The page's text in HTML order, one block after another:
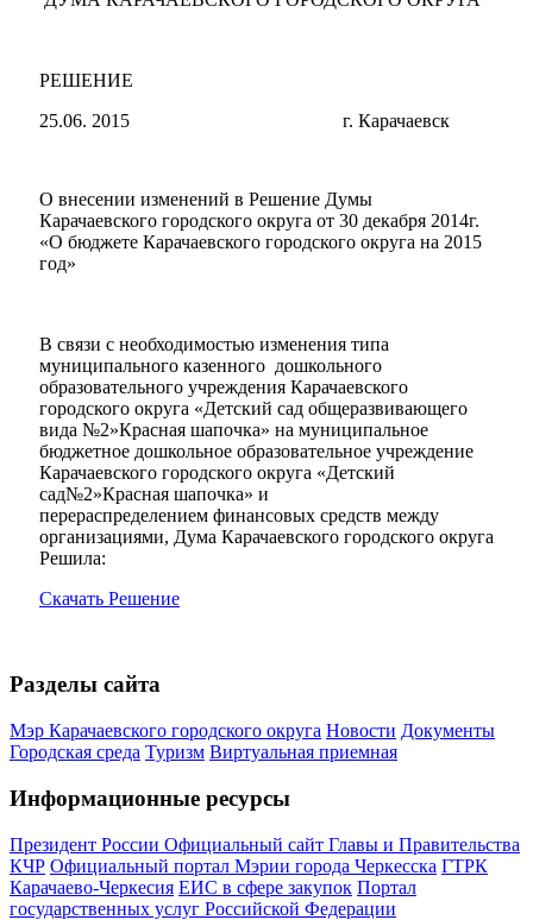
РЕШЕНИЕ
25.06. 2015
г. Карачаевск
О внесении изменений в Решение Думы
Карачаевского городского округа от 30 декабря 2014г.
«О бюджете Карачаевского городского округа на 2015
год»
В связи с необходимостью изменения типа
муниципального казенного дошкольного
образовательного учреждения Карачаевского
городского округа «Детский сад общеразвивающего
вида №2»Красная шапочка» на муниципальное
бюджетное дошкольное образовательное учреждение
Карачаевского городского округа «Детский
сад№2»Красная шапочка» и
перераспределением финансовых средств между
организациями, Дума Карачаевского городского округа
Решила:
Скачать Решение
Разделы сайта
Мэр Карачаевского городского округа Новости Документы
Городская среда Туризм Виртуальная приемная
Информационные ресурсы
Президент России Официальный сайт Главы и Правительства
КЧР Официальный портал Мэрии города Черкесска ГТРК
Карачаево-Черкесия ЕИС в сфере закупок Портал
государственных услуг Российской Федерации